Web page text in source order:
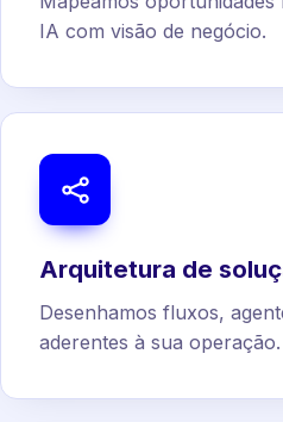
IA com visão de negócio.
Arquitetura de
Desenhamos fluxos,
aderentes à sua operação.